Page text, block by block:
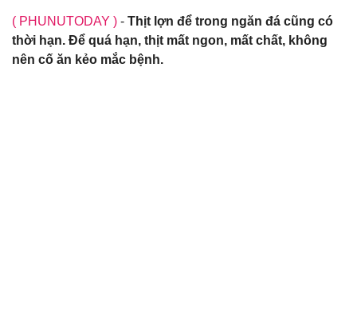
( PHUNUTODAY ) - Thịt lợn để trong ngăn đá cũng có
thời hạn. Để quá hạn, thịt mất ngon, mất chất, không
nên cố ăn kẻo mắc bệnh.